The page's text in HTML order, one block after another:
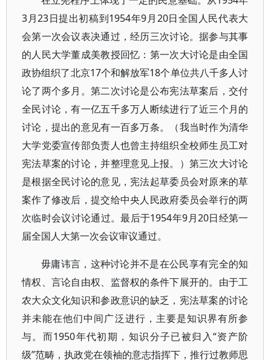
3月23日提出初稿到1954年9月20日全国人民代表大
会第一次会议表决通过，经历三次讨论。据参与其事
的人民大学董成美教授回忆：第一次大讨论是由全国
政协组织了北京17个和解放军18个单位共八千多人讨
论了两个多月。第二次讨论是公布宪法草案后，交付
全民讨论，有一亿五千多万人断续进行了近三个月的
讨论，提出的意见有一百多万条。（我当时作为清华
大学党委宣传部负责人也曾主持组织全校师生员工对
宪法草案的讨论，并整理意见上报。）第三次大讨论
是根据全民讨论的意见，宪法起草委员会对原来的草
案作了修改后，提交给中央人民政府委员会举行的两
次临时会议讨论通过。最后于1954年9月20日经第一
届全国人大第一次会议审议通过。
毋庸讳言，这种讨论并不是在公民享有完全的知
情权、言论自由权、监督权的条件下展开的。由于工
农大众文化知识和参政意识的缺乏，宪法草案的讨论
并未能在他们中间广泛进行，主要是知识界有所参
与。而1950年代初期，知识分子已被归入“资产阶
级”范畴，执政党在领袖的意志指挥下，推行过教师思